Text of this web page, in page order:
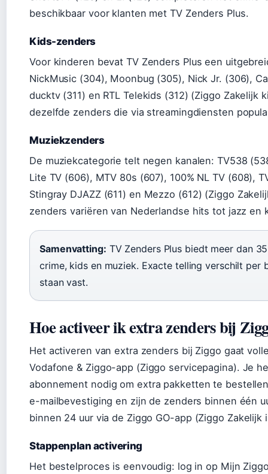
beschikbaar voor klanten met TV Zenders Plus.
Kids-zenders
Voor kinderen bevat TV Zenders Plus een
NickMusic (304), Moonbug (305), Nick Jr. (306),
ducktv (311) en RTL Telekids (312) (Ziggo Zakelijk
dezelfde zenders die via streamingdiensten
Muziekzenders
De muziekcategorie telt negen kanalen: TV538
Lite TV (606), MTV 80s (607), 100% NL TV (608),
Stingray DJAZZ (611) en Mezzo (612) (Ziggo
zenders variëren van Nederlandse hits tot jazz en
Samenvatting: TV Zenders Plus biedt meer dan
crime, kids en muziek. Exacte telling verschilt per
staan vast.
Hoe activeer ik extra zenders bij
Het activeren van extra zenders bij Ziggo gaat
Vodafone & Ziggo-app (Ziggo servicepagina). Je
abonnement nodig om extra pakketten te
e-mailbevestiging en zijn de zenders binnen één
binnen 24 uur via de Ziggo GO-app (Ziggo Zakelijk
Stappenplan activering
Het bestelproces is eenvoudig: log in op Mijn